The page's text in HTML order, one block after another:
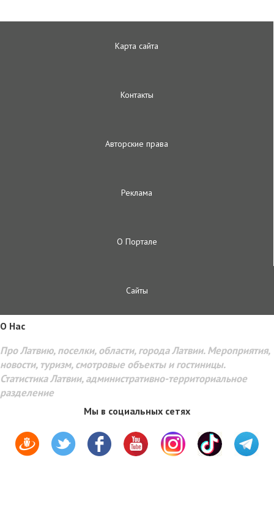
Карта сайта
Контакты
Авторские права
Реклама
О Портале
Сайты
O Hac
Про Латвию, поселки, области, города Латвии. Мероприятия,
новости, туризм, смотровые объекты и гостиницы.
Статистика Латвии, административно-территориальное
разделение
Мы в социальных сетях